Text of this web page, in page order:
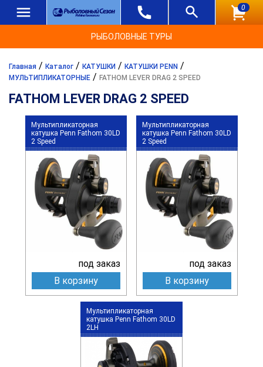
0
РЫБОЛОВНЫЕ ТУРЫ
Главная / Каталог / КАТУШКИ / КАТУШКИ PENN /
МУЛЬТИПЛИКАТОРНЫЕ / FATHOM LEVER DRAG 2 SPEED
FATHOM LEVER DRAG 2 SPEED
Мультипликаторная
катушка Penn Fathom 30LD
2 Speed
под заказ
В корзину
Мультипликаторная
катушка Penn Fathom 30LD
2 Speed
под заказ
В корзину
Мультипликаторная
катушка Penn Fathom 30LD
2LH